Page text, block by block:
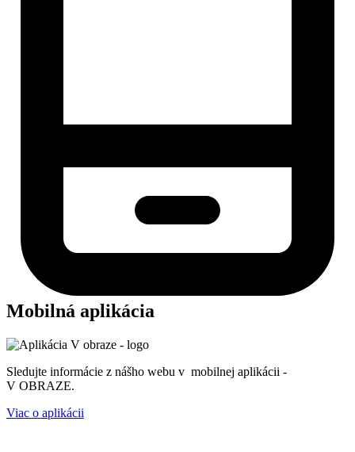
Mobilná aplikácia
Sledujte informácie z nášho webu v mobilnej aplikácii -
V OBRAZE.
Viac o aplikácii